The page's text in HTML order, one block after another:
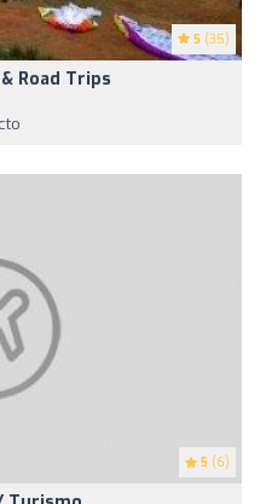
5 (35)
Road Trips
5 (6)